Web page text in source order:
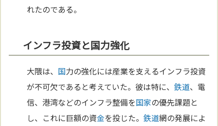
れたのである。
インフラ投資と国力強化
大隈は、 国力の強化には産業を支えるインフラ投資
が不可欠であると考えていた。彼は特に、鉄道、電
信、港湾などのインフラ整備を国家の優先課題と
し、これに巨額の資金を投じた。鉄道網の発展によ